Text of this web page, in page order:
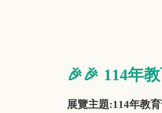
🎉🎉 114年
展覽主題:114年教